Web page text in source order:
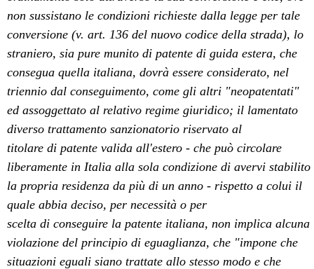
non sussistano le condizioni richieste dalla legge per tale
conversione (v. art. 136 del nuovo codice della strada), lo
straniero, sia pure munito di patente di guida estera, che
consegua quella italiana, dovrà essere considerato, nel
triennio dal conseguimento, come gli altri "neopatentati"
ed assoggettato al relativo regime giuridico; il lamentato
diverso trattamento sanzionatorio riservato al
titolare di patente valida all'estero - che può circolare
liberamente in Italia alla sola condizione di avervi stabilito
la propria residenza da più di un anno - rispetto a colui il
quale abbia deciso, per necessità o per
scelta di conseguire la patente italiana, non implica alcuna
violazione del principio di eguaglianza, che "impone che
situazioni eguali siano trattate allo stesso modo e che